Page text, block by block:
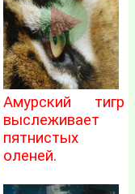
Амурский тигр
выслеживает
пятнистых
оленей.